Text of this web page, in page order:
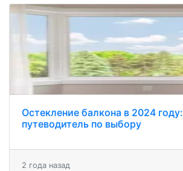
Остекление балкона в 2024 году:
путеводитель по выбору
2 года назад